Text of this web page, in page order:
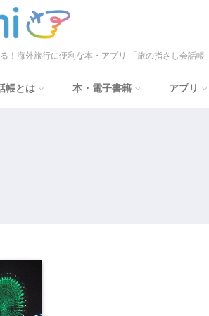
！海外旅行に便利な本・アプリ 「旅の指さし会話帳」
帳とは 本・電子書籍 アプリ